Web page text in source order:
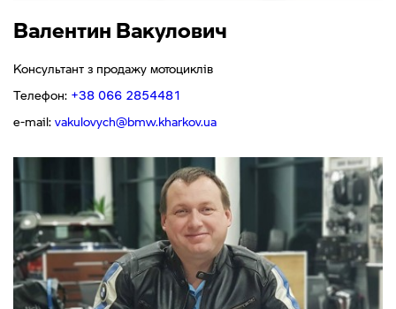
Валентин Вакулович
Консультант з продажу мотоциклів
Телефон: +38 066 2854481
e-mail:vakulovych@bmw.kharkov.ua